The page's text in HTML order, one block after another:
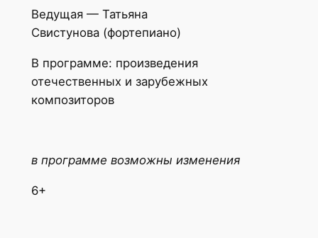
Ведущая — Татьяна
Свистунова (фортепиано)
В программе: произведения
отечественных и зарубежных
композиторов
в программе возможны изменения
6+